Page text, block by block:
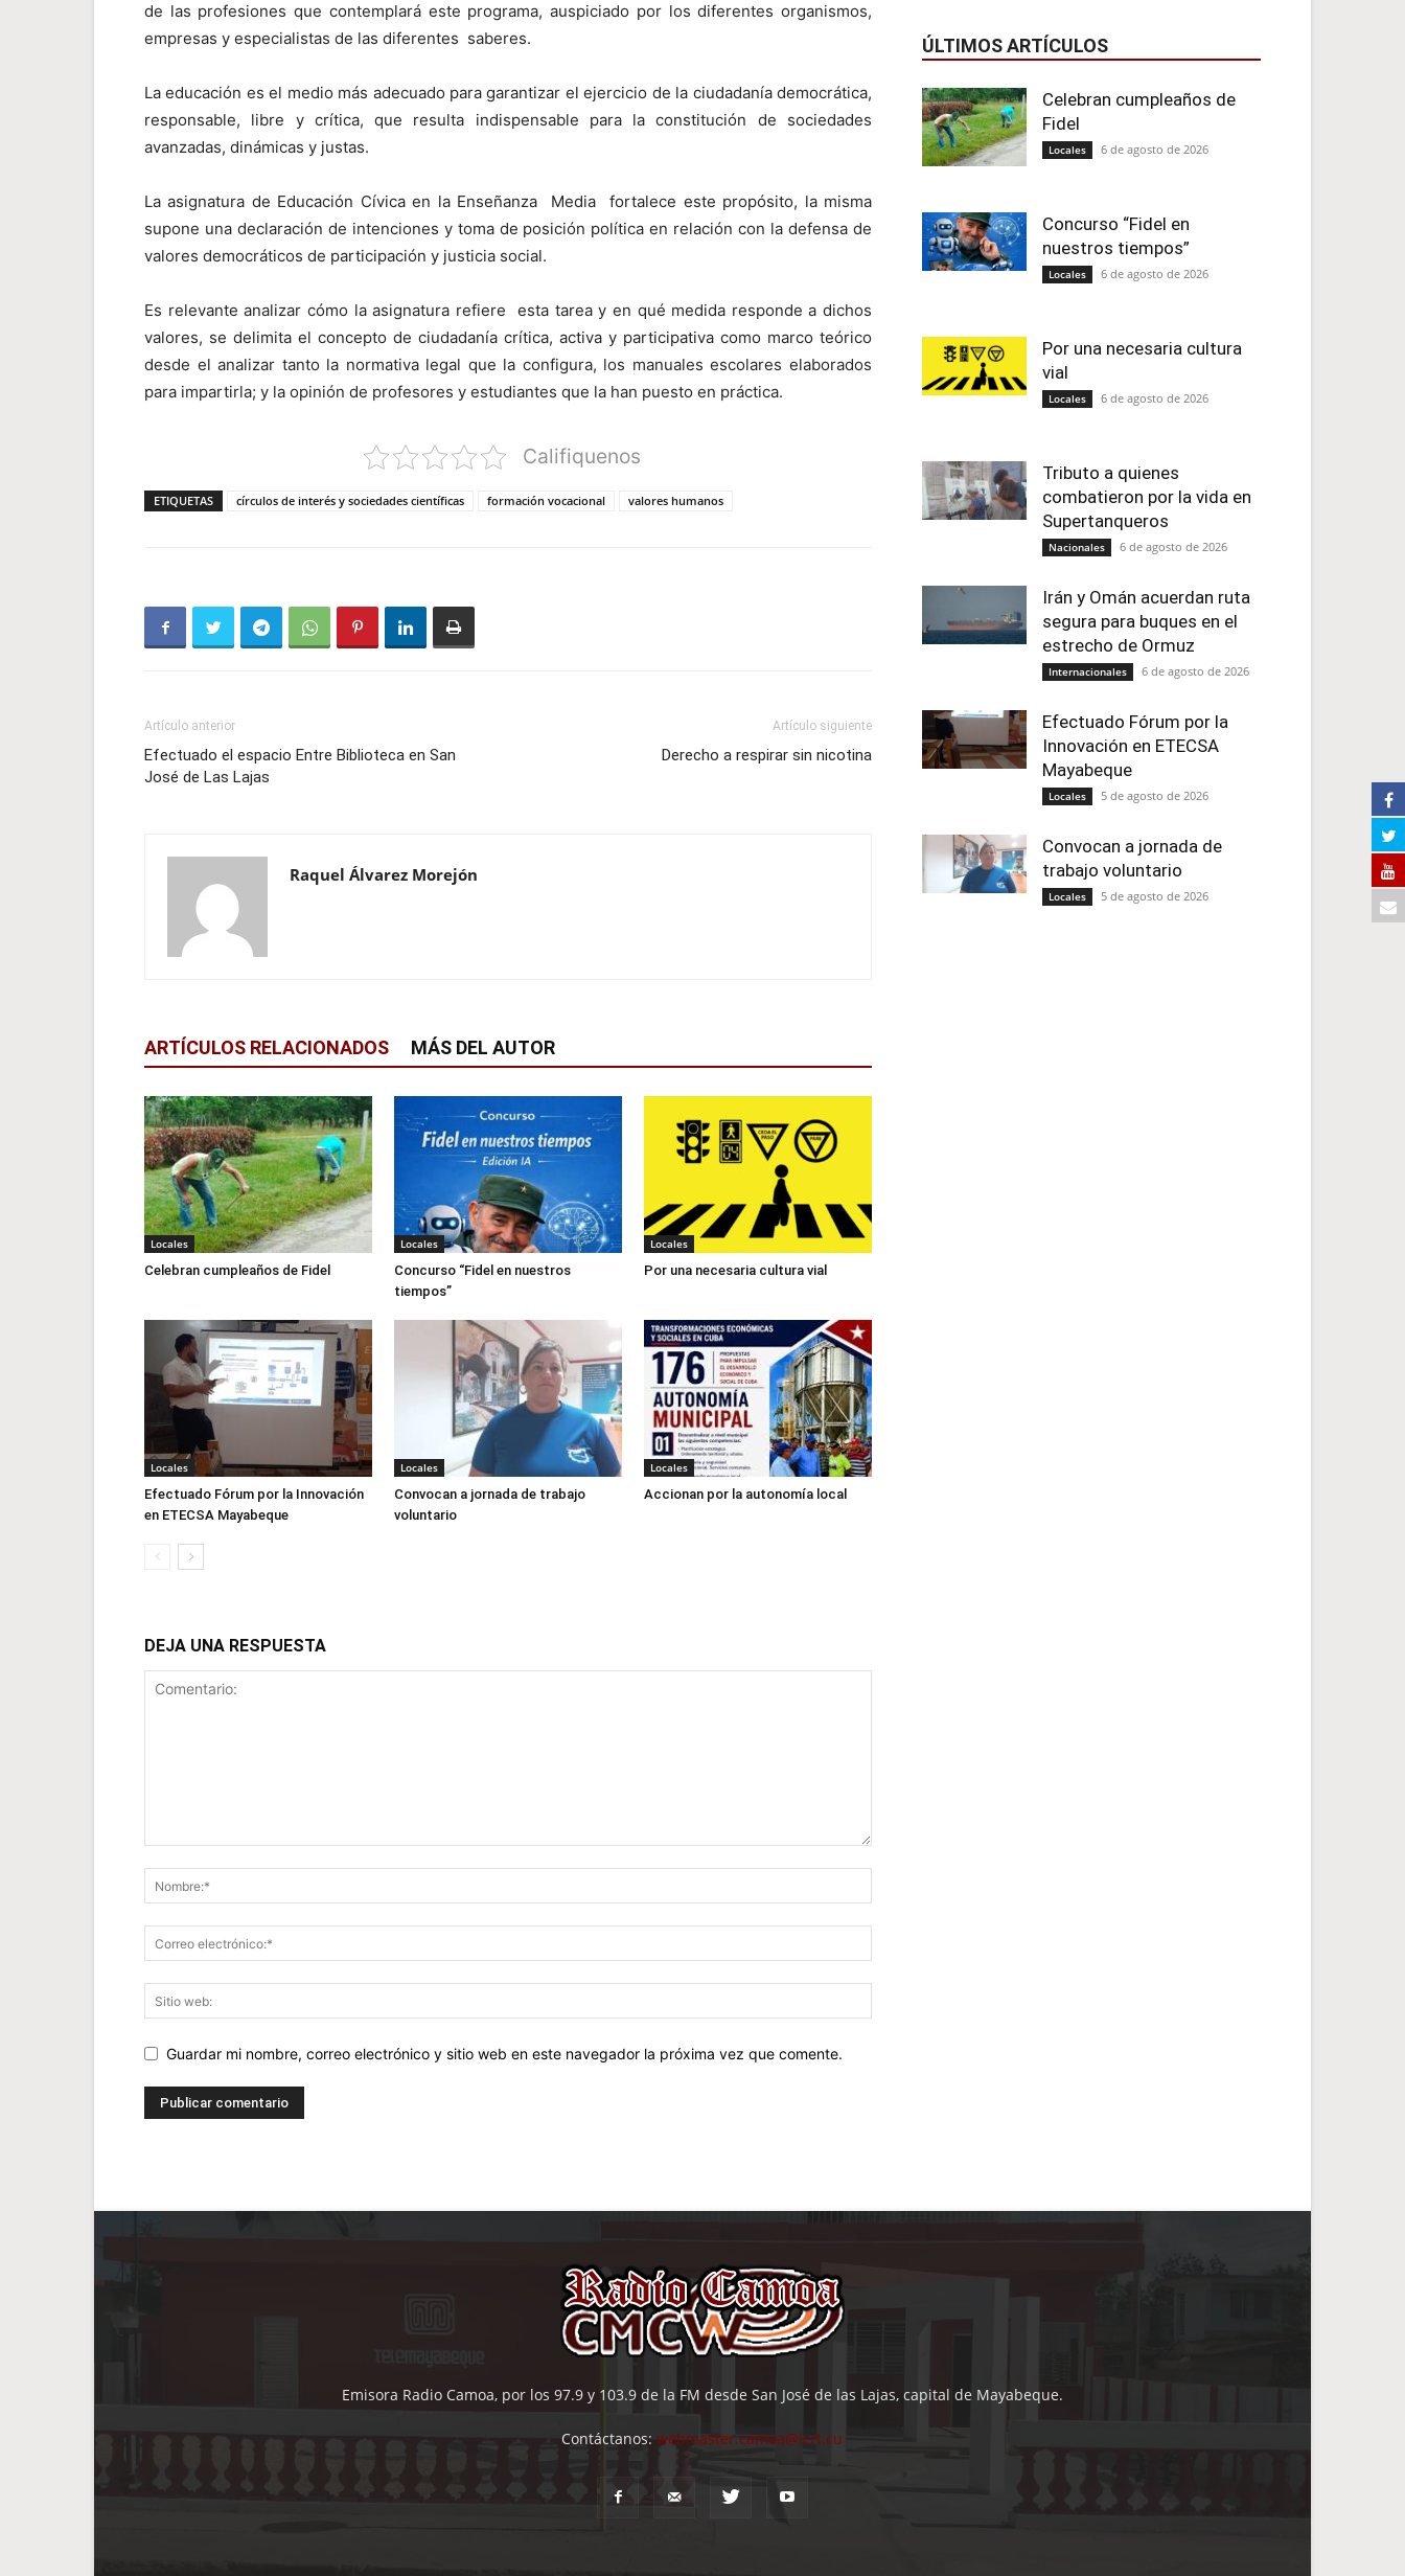
de las profesiones que contemplará este programa, auspiciado por los diferentes organismos,
empresas y especialistas de las diferentes saberes.
La educación es el medio más adecuado para garantizar el ejercicio de la ciudadanía democrática,
responsable, libre y crítica, que resulta indispensable para la constitución de sociedades
avanzadas, dinámicas y justas.
La asignatura de Educación Cívica en la Enseñanza Media fortalece este propósito, la misma
supone una declaración de intenciones y toma de posición política en relación con la defensa de
valores democráticos de participación y justicia social.
Es relevante analizar cómo la asignatura refiere esta tarea y en qué medida responde a dichos
valores, se delimita el concepto de ciudadanía crítica, activa y participativa como marco teórico
desde el analizar tanto la normativa legal que la configura, los manuales escolares elaborados
para impartirla; y la opinión de profesores y estudiantes que la han puesto en práctica.
Califiquenos
ETIQUETAS círculos de interés y sociedades científicas formación vocacional valores humanos
Artículo anterior
Efectuado el espacio Entre Biblioteca en San
José de Las Lajas
Artículo siguiente
Derecho a respirar sin nicotina
Raquel Álvarez Morejón
ARTÍCULOS RELACIONADOS MÁS DEL AUTOR
Locales
Celebran cumpleaños de Fidel
Locales
Concurso “Fidel en nuestros
tiempos”
Locales
Por una necesaria cultura vial
Locales
Efectuado Fórum por la Innovación
en ETECSA Mayabeque
Locales
Convocan a jornada de trabajo
voluntario
Locales
Accionan por la autonomía local
DEJA UNA RESPUESTA
Guardar mi nombre, correo electrónico y sitio web en este navegador la próxima vez que comente.
ÚLTIMOS ARTÍCULOS
Celebran cumpleaños de
Fidel
Locales 6 de agosto de 2026
Concurso “Fidel en
nuestros tiempos”
Locales 6 de agosto de 2026
Por una necesaria cultura
vial
Locales 6 de agosto de 2026
Tributo a quienes
combatieron por la vida en
Supertanqueros
Nacionales 6 de agosto de 2026
Irán y Omán acuerdan ruta
segura para buques en el
estrecho de Ormuz
Internacionales 6 de agosto de 2026
Efectuado Fórum por la
Innovación en ETECSA
Mayabeque
Locales 5 de agosto de 2026
Convocan a jornada de
trabajo voluntario
Locales 5 de agosto de 2026
Emisora Radio Camoa, por los 97.9 y 103.9 de la FM desde San José de las Lajas, capital de Mayabeque.
Contáctanos:webmaster.camoa@icrt.cu